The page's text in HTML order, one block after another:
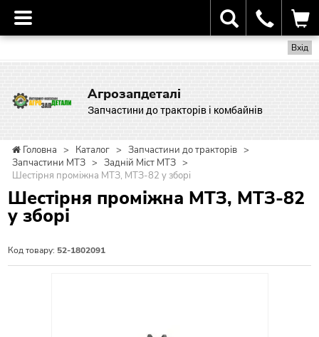
Вхід
Агрозапдеталі
Запчастини до тракторів і комбайнів
Головна > Каталог > Запчастини до тракторів >
Запчастини МТЗ > Задній Міст МТЗ >
Шестірня проміжна МТЗ, МТЗ-82 у зборі
Шестірня проміжна МТЗ, МТЗ-82
у зборі
Код товару: 52-1802091